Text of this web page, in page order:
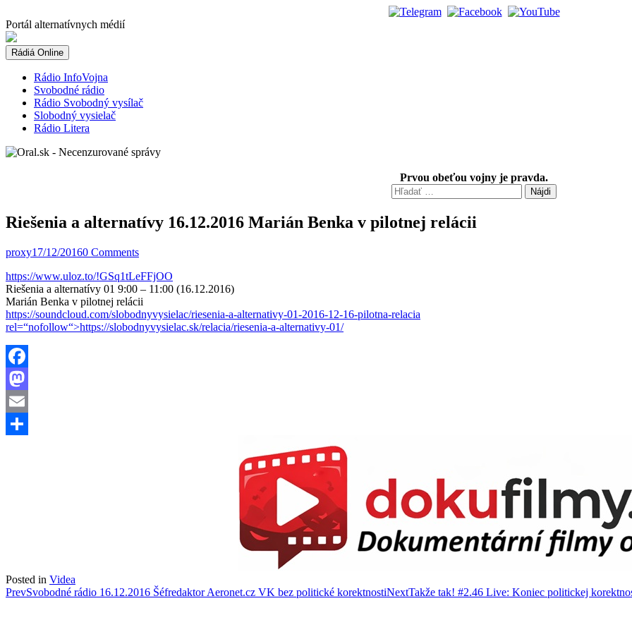
to
content
Portál alternatívnych médií
Rádiá Online
Rádio InfoVojna
Svobodné rádio
Rádio Svobodný vysílač
Slobodný vysielač
Rádio Litera
Prvou obeťou vojny je pravda.
Hľadať:
Riešenia a alternatívy 16.12.2016 Marián Benka v pilotnej relácii
proxy17/12/20160 Comments
https://www.uloz.to/!GSq1tLeFFjOO
Riešenia a alternatívy 01 9:00 – 11:00 (16.12.2016)
Marián Benka v pilotnej relácii
https://soundcloud.com/slobodnyvysielac/riesenia-a-alternativy-01-2016-12-16-pilotna-relacia
rel=“nofollow“>https://slobodnyvysielac.sk/relacia/riesenia-a-alternativy-01/
Facebook
Mastodon
Email
Posted in Videa
Post
PrevSvobodné rádio 16.12.2016 Šéfredaktor Aeronet.cz VK bez politické korektnostiNextTakže tak! #2.46 Live: Koniec politickej